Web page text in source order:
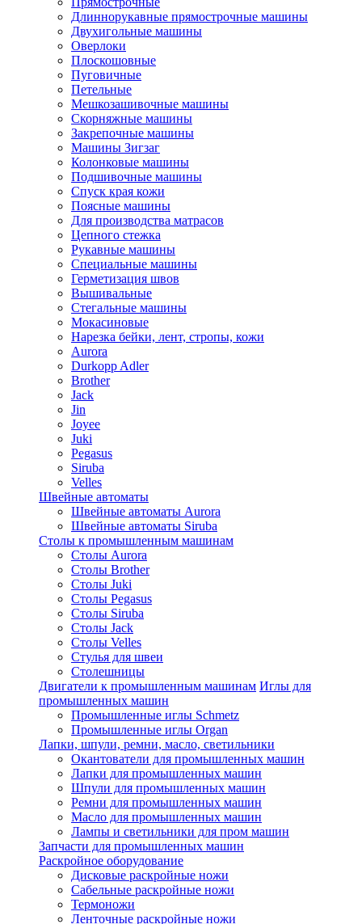
Длиннорукавные прямострочные машины
Двухигольные машины
Оверлоки
Плоскошовные
Пуговичные
Петельные
Мешкозашивочные машины
Скорняжные машины
Закрепочные машины
Машины Зигзаг
Колонковые машины
Подшивочные машины
Спуск края кожи
Поясные машины
Для производства матрасов
Цепного стежка
Рукавные машины
Специальные машины
Герметизация швов
Вышивальные
Стегальные машины
Мокасиновые
Нарезка бейки, лент, стропы, кожи
Aurora
Durkopp Adler
Brother
Jack
Jin
Joyee
Juki
Pegasus
Siruba
Velles
Швейные автоматы
Швейные автоматы Aurora
Швейные автоматы Siruba
Столы к промышленным машинам
Столы Aurora
Столы Brother
Столы Juki
Столы Pegasus
Столы Siruba
Столы Jack
Столы Velles
Стулья для швеи
Столешницы
Двигатели к промышленным машинам Иглы для
промышленных машин
Промышленные иглы Schmetz
Промышленные иглы Organ
Лапки, шпули, ремни, масло, светильники
Окантователи для промышленных машин
Лапки для промышленных машин
Шпули для промышленных машин
Ремни для промышленных машин
Масло для промышленных машин
Лампы и светильники для пром машин
Запчасти для промышленных машин
Раскройное оборудование
Дисковые раскройные ножи
Сабельные раскройные ножи
Термоножи
Ленточные раскройные ножи